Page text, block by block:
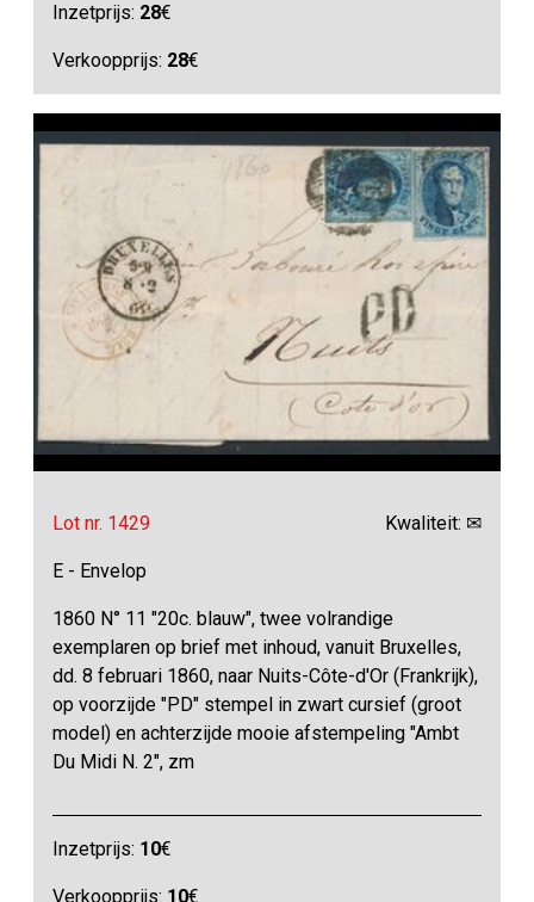
Inzetprijs: 28€
Verkoopprijs: 28€
Lot nr. 1429 Kwaliteit: ✉
E - Envelop
1860 N° 11 "20c. blauw", twee volrandige
exemplaren op brief met inhoud, vanuit Bruxelles,
dd. 8 februari 1860, naar Nuits-Côte-d'Or (Frankrijk),
op voorzijde "PD" stempel in zwart cursief (groot
model) en achterzijde mooie afstempeling "Ambt
Du Midi N. 2", zm
Inzetprijs: 10€
Verkoopprijs: 10€